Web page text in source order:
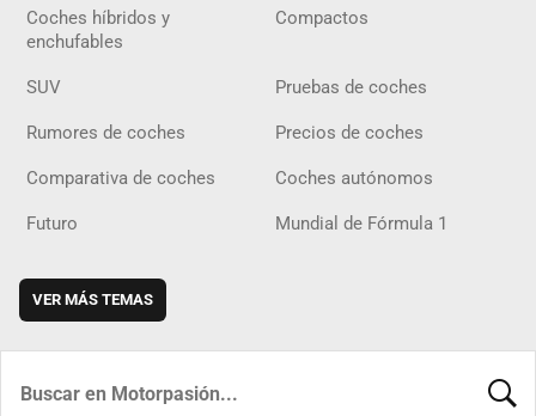
Coches híbridos y
enchufables
Compactos
SUV Pruebas de coches
Rumores de coches Precios de coches
Comparativa de coches Coches autónomos
Futuro Mundial de Fórmula 1
VER MÁS TEMAS